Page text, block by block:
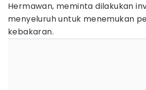
Hermawan, meminta dilakukan
menyeluruh untuk menemukan
kebakaran.